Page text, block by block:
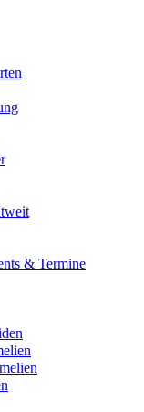
& Termine